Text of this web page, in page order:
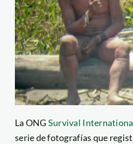
La ONGSurvival
serie de fotografías que